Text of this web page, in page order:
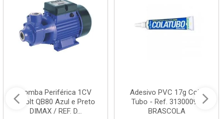
Bomba Periférica 1CV
Bivolt QB80 Azul e Preto
DIMAX / REF. D...
Adesivo PVC 17g Cola
Tubo - Ref. 3130009 -
BRASCOLA